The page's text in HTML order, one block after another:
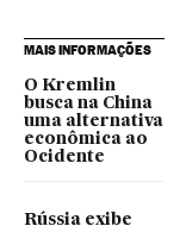
MAIS INFORMAÇÕES
O Kremlin
busca na China
uma alternativa
econômica ao
Ocidente
Rússia exibe